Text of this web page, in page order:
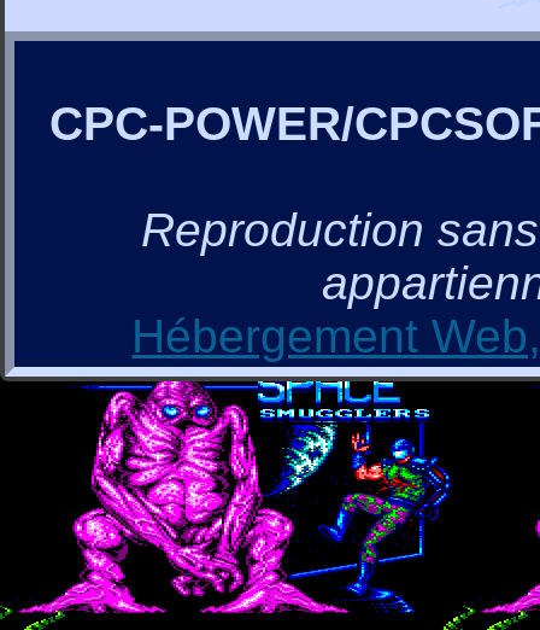
CPC-POWER/
Reproduction
Hébergement